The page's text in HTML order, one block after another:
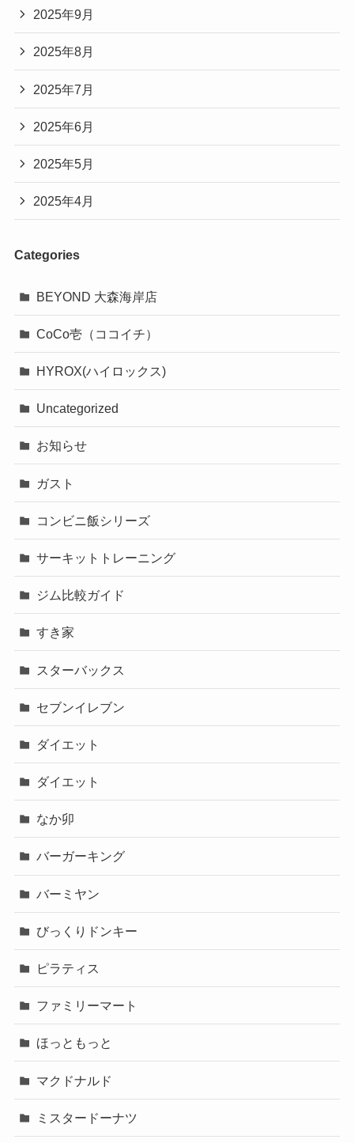
2025年9月
2025年8月
2025年7月
2025年6月
2025年5月
2025年4月
Categories
BEYOND 大森海岸店
CoCo壱（ココイチ）
HYROX(ハイロックス)
Uncategorized
お知らせ
ガスト
コンビニ飯シリーズ
サーキットトレーニング
ジム比較ガイド
すき家
スターバックス
セブンイレブン
ダイエット
ダイエット
なか卯
バーガーキング
バーミヤン
びっくりドンキー
ピラティス
ファミリーマート
ほっともっと
マクドナルド
ミスタードーナツ